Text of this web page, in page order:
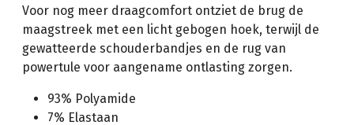
Voor nog meer draagcomfort ontziet de brug de
maagstreek met een licht gebogen hoek, terwijl de
gewatteerde schouderbandjes en de rug van
powertule voor aangename ontlasting zorgen.
93% Polyamide
7% Elastaan